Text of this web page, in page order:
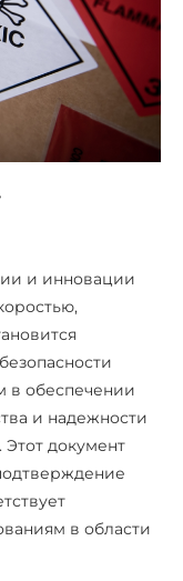
и инновации
в обеспечении
и надежности
документ
в области